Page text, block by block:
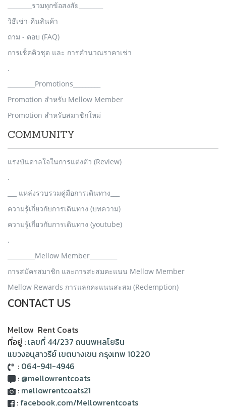
________รวมทุกข้อสงสัย________
วิธีเช่า-คืนสินค้า
ถาม - ตอบ (FAQ)
การเช็คคิวชุด และ การคำนวณราคาเช่า
.
_________Promotions_________
Promotion สำหรับ Mellow Member
Promotion สำหรับสมาชิกใหม่
COMMUNITY
แรงบันดาลใจในการแต่งตัว (Review)
.
___ แหล่งรวบรวมคู่มือการเดินทาง___
ความรู้เกี่ยวกับการเดินทาง (บทความ)
ความรู้เกี่ยวกับการเดินทาง (youtube)
.
_________Mellow Member_________
การสมัครสมาชิก และการสะสมคะแนน Mellow Member
Mellow Rewards การแลกคะแนนสะสม (Redemption)
CONTACT US
Mellow Rent Coats
ที่อยู่ : เลขที่ 44/237 ถนนพหลโยธิน
แขวงอนุสาวรีย์ เขตบางเขน กรุงเทพ 10220
: 064-941-4946
: @mellowrentcoats
: mellowrentcoats21
: facebook.com/Mellowrentcoats